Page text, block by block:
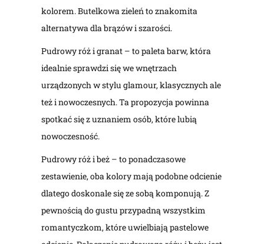
kolorem. Butelkowa zieleń to znakomita
alternatywa dla brązów i szarości.
Pudrowy róż i granat – to paleta barw, która
idealnie sprawdzi się we wnętrzach
urządzonych w stylu glamour, klasycznych ale
też i nowoczesnych. Ta propozycja powinna
spotkać się z uznaniem osób, które lubią
nowoczesność.
Pudrowy róż i beż – to ponadczasowe
zestawienie, oba kolory mają podobne odcienie
dlatego doskonale się ze sobą komponują. Z
pewnością do gustu przypadną wszystkim
romantyczkom, które uwielbiają pastelowe